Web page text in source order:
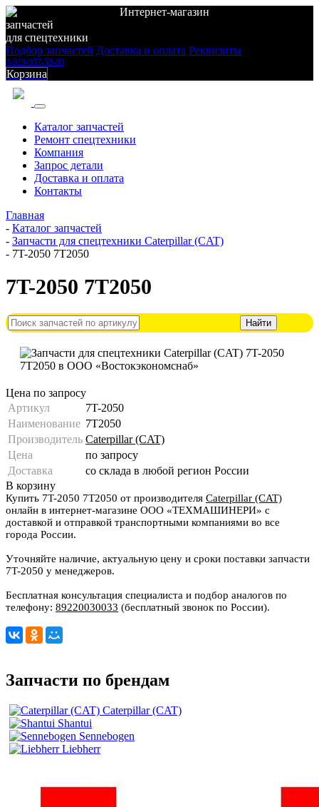
Интернет-магазин
запчастей
для спецтехники
Подбор запчастей Доставка и оплата Реквизиты
8-919-957-58-80
Корзина
Каталог запчастей
Ремонт спецтехники
Компания
Запрос детали
Доставка и оплата
Контакты
Главная
- Каталог запчастей
- Запчасти для спецтехники Caterpillar (CAT)
- 7T-2050 7T2050
7T-2050 7T2050
Цена по запросу
Артикул
7T-2050
Наименование 7T2050
Производитель Caterpillar (CAT)
Цена
по запросу
Доставка
со склада в любой регион России
В корзину
Купить 7T-2050 7T2050 от производителя Caterpillar (CAT)
онлайн в интернет-магазине ООО «ТЕХМАШИНЕРИ» с
доставкой и отправкой транспортными компаниями во все
города России.
Уточняйте наличие, актуальную цену и сроки поставки запчасти
7T-2050 у менеджеров.
Бесплатная консультация специалиста и подбор аналогов по
телефону: 89220030033 (бесплатный звонок по России).
Запчасти по брендам
Caterpillar (CAT)
Shantui
Sennebogen
Liebherr